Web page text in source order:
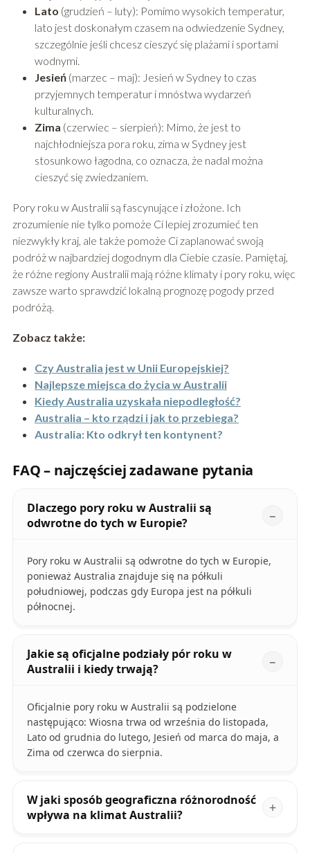
Lato (grudzień – luty): Pomimo wysokich temperatur,
lato jest doskonałym czasem na odwiedzenie Sydney,
szczególnie jeśli chcesz cieszyć się plażami i sportami
wodnymi.
Jesień(marzec – maj): Jesień w Sydney to czas
przyjemnych temperatur i mnóstwa wydarzeń
kulturalnych.
Zima (czerwiec – sierpień): Mimo, że jest to
najchłodniejsza pora roku, zima w Sydney jest
stosunkowo łagodna, co oznacza, że nadal można
cieszyć się zwiedzaniem.
Pory roku w Australii są fascynujące i złożone. Ich
zrozumienie nie tylko pomoże Ci lepiej zrozumieć ten
niezwykły kraj, ale także pomoże Ci zaplanować swoją
podróż w najbardziej dogodnym dla Ciebie czasie. Pamiętaj,
że różne regiony Australii mają różne klimaty i pory roku, więc
zawsze warto sprawdzić lokalną prognozę pogody przed
podróżą.
Zobacz także:
Czy Australia jest w Unii Europejskiej?
Najlepsze miejsca do życia w Australii
Kiedy Australia uzyskała niepodległość?
Australia – kto rządzi i jak to przebiega?
Australia: Kto odkrył ten kontynent?
FAQ – najczęściej zadawane pytania
Dlaczego pory roku w Australii są
odwrotne do tych w Europie?
Pory roku w Australii są odwrotne do tych w Europie,
ponieważ Australia znajduje się na półkuli
południowej, podczas gdy Europa jest na półkuli
północnej.
Jakie są oficjalne podziały pór roku w
Australii i kiedy trwają?
Oficjalnie pory roku w Australii są podzielone
następująco: Wiosna trwa od września do listopada,
Lato od grudnia do lutego, Jesień od marca do maja, a
Zima od czerwca do sierpnia.
W jaki sposób geograficzna różnorodność
wpływa na klimat Australii?